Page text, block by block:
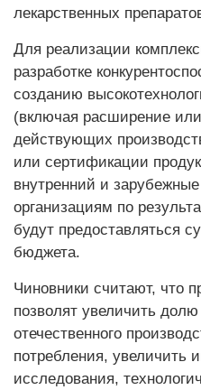
лекарственных
Для реализации
разработке
созданию
(включая расширение
действующих
или сертификации
внутренний и
организациям по
будут предоставляться
бюджета.
Чиновники считают, что
позволят увеличить
отечественного
потребления, увеличить
исследования,